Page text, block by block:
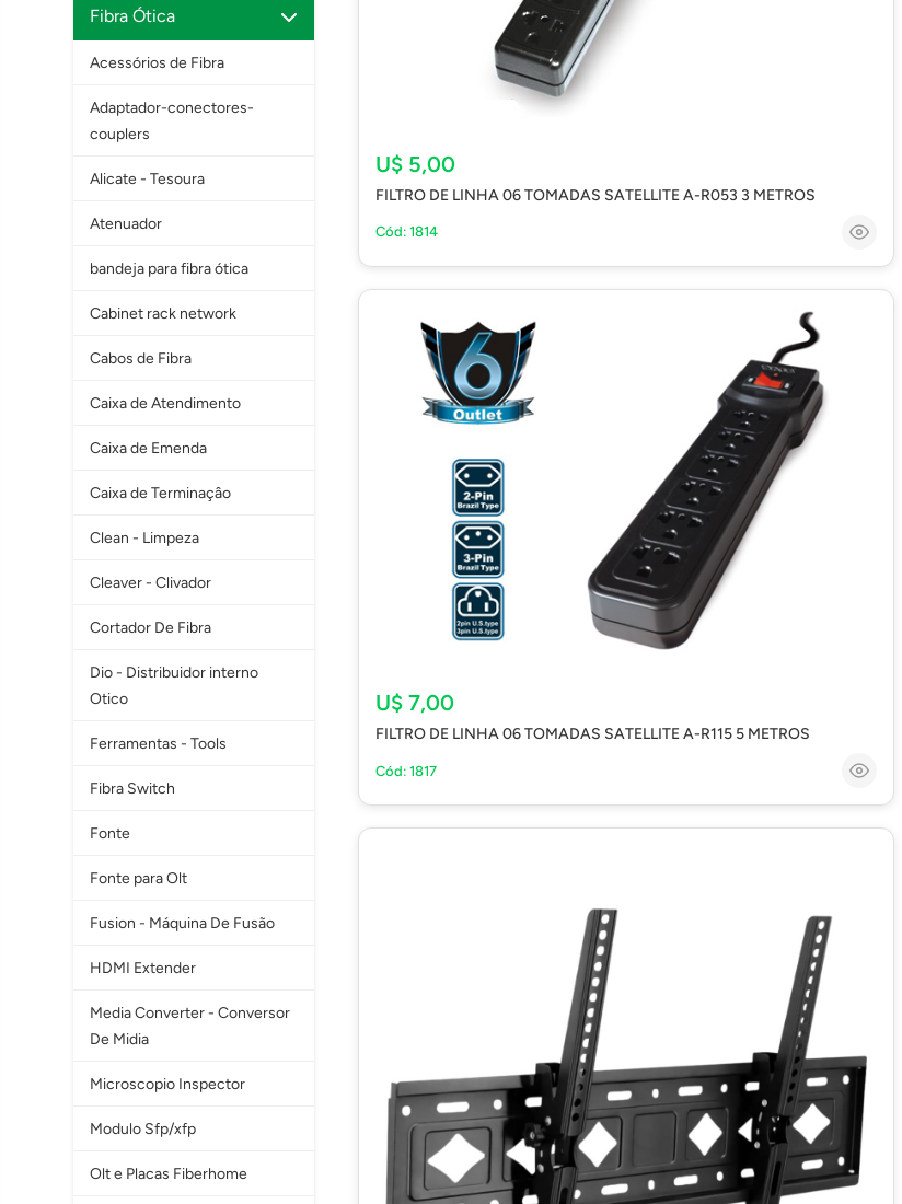
Fibra Ótica
Acessórios de Fibra
Adaptador-conectores-
couplers
Alicate - Tesoura
Atenuador
bandeja para fibra ótica
Cabinet rack network
Cabos de Fibra
Caixa de Atendimento
Caixa de Emenda
Caixa de Terminaçâo
Clean - Limpeza
Cleaver - Clivador
Cortador De Fibra
Dio - Distribuidor interno
Otico
Ferramentas - Tools
Fibra Switch
Fonte
Fonte para Olt
Fusion - Máquina De Fusão
HDMI Extender
Media Converter - Conversor
De Midia
Microscopio Inspector
Modulo Sfp/xfp
Olt e Placas Fiberhome
U$ 5,00
FILTRO DE LINHA 06 TOMADAS SATELLITE A-R053 3 METROS
Cód: 1814
U$ 7,00
FILTRO DE LINHA 06 TOMADAS SATELLITE A-R115 5 METROS
Cód: 1817